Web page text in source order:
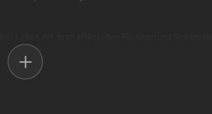
aber nach Erdbeben ist es nicht so einfach,
Grund für all diese Erdbeben herauszufinden.
helfen.